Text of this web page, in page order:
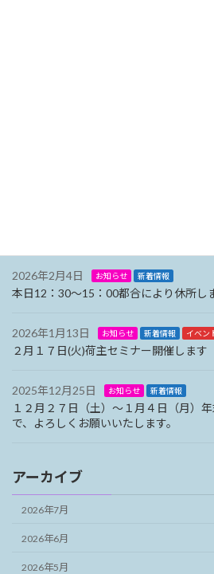
2026年2月4日 お知らせ 新着情報
本日12：30～15：00都合により休所し
2026年1月13日 お知らせ 新着情報 イベン
２月１７日(火)荷主セミナー開催します
2025年12月25日 お知らせ 新着情報
１２月２７日（土）～１月４日（月）
で、よろしくお願いいたします。
アーカイブ
2026年7月
2026年6月
2026年5月